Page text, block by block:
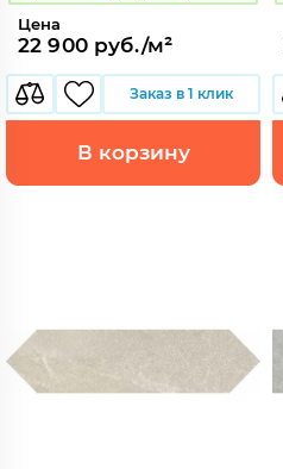
Цена
22 900 руб./м²
Заказ в 1 клик
В корзину